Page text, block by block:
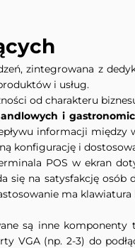
zintegrowana z
i usług.
od charakteru
i
informacji
konfigurację i
POS w ekran
się na satysfakcję
ma
są inne
VGA (np. 2-3) do